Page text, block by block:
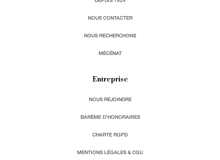
NOUS CONTACTER
NOUS RECHERCHONS
MÉCÉNAT
Entreprise
NOUS REJOINDRE
BARÈME D'HONORAIRES
CHARTE RGPD
MENTIONS LÉGALES & CGU